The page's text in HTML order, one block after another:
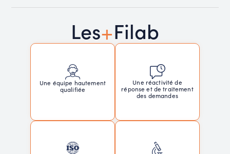
Les+Filab
Une équipe hautement
qualifiée
Une réactivité de
réponse et de traitement
des demandes